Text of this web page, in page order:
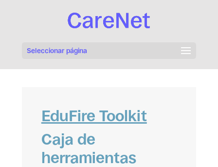
Seleccionar página
EduFire Toolkit
Caja de
herramientas